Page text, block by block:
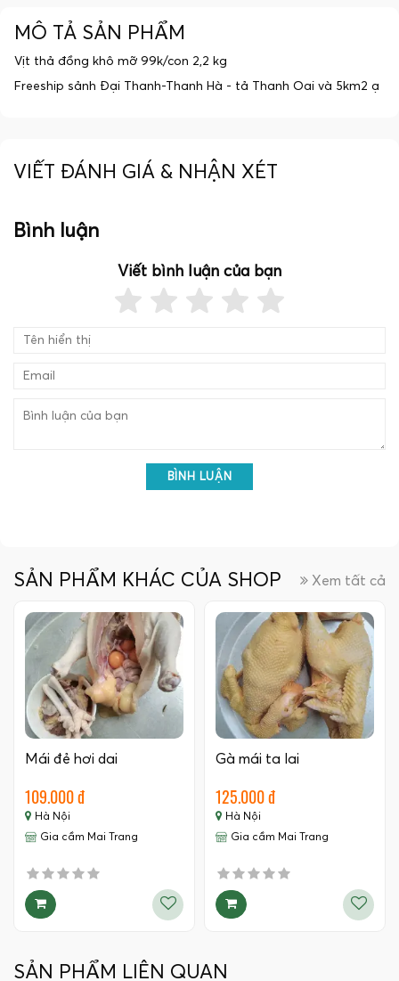
MÔ TẢ SẢN PHẨM
Vịt thả đồng khô mỡ 99k/con 2,2 kg
Freeship sảnh Đại Thanh-Thanh Hà - tả Thanh Oai và 5km2 ạ
VIẾT ĐÁNH GIÁ & NHẬN XÉT
Bình luận
Viết bình luận của bạn
BÌNH LUẬN
SẢN PHẨM KHÁC CỦA SHOP Xem tất cả
Mái đẻ hơi dai
109.000 đ
Hà Nội
Gia cầm Mai Trang
Gà mái ta lai
125.000 đ
Hà Nội
Gia cầm Mai Trang
SẢN PHẨM LIÊN QUAN